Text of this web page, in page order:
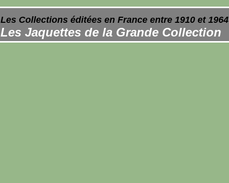
Les Collections éditées en France entre 1910 et 1964
Les Jaquettes de la Grande Collection